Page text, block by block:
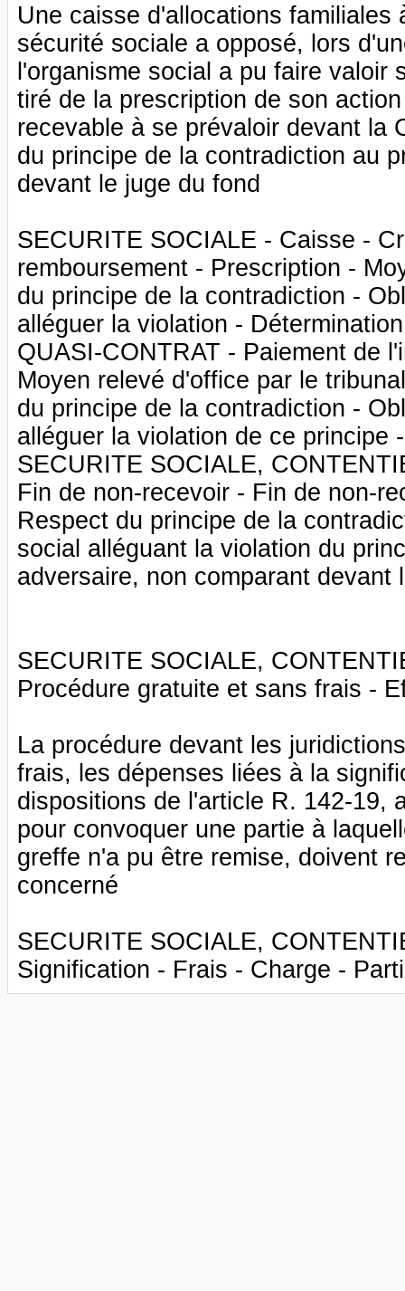
Une caisse d'allocations
sécurité sociale a opposé, lors
l'organisme social a pu faire
tiré de la prescription de son
recevable à se prévaloir devant la
du principe de la contradiction au
devant le juge du fond
SECURITE SOCIALE - Caisse -
remboursement - Prescription -
du principe de la contradiction -
alléguer la violation -
QUASI-CONTRAT - Paiement de
Moyen relevé d'office par le
du principe de la contradiction -
alléguer la violation de ce principe
SECURITE SOCIALE,
Fin de non-recevoir - Fin de non-
Respect du principe de la
social alléguant la violation du
adversaire, non comparant
SECURITE SOCIALE,
Procédure gratuite et sans frais -
La procédure devant les
frais, les dépenses liées à la
dispositions de l'article R. 142-19,
pour convoquer une partie à
greffe n'a pu être remise, doivent
concerné
SECURITE SOCIALE,
Signification - Frais - Charge -